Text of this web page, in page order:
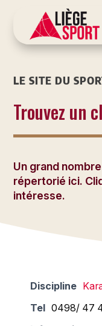
LE SITE DU
Trouvez un
Un grand
répertorié ici.
intéresse.
Discipline
Tel 0498/ 47